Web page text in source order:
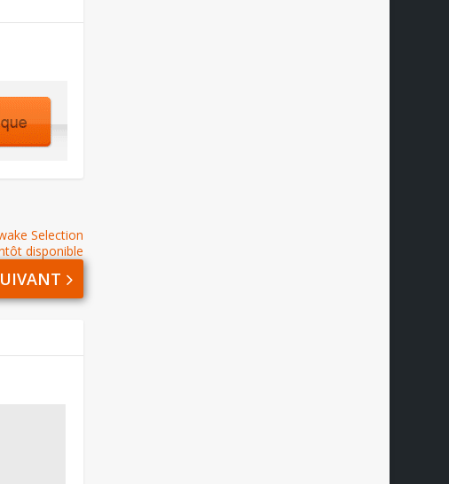
Selection
disponible